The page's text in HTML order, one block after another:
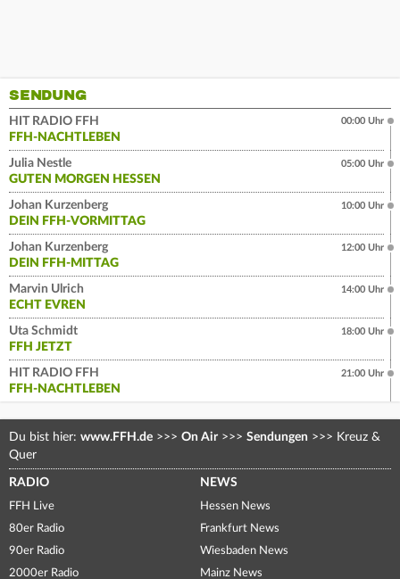
SENDUNG
HIT RADIO FFH
FFH-NACHTLEBEN
00:00 Uhr
Julia Nestle
GUTEN MORGEN HESSEN
05:00 Uhr
Johan Kurzenberg
DEIN FFH-VORMITTAG
10:00 Uhr
Johan Kurzenberg
DEIN FFH-MITTAG
12:00 Uhr
Marvin Ulrich
ECHT EVREN
14:00 Uhr
Uta Schmidt
FFH JETZT
18:00 Uhr
HIT RADIO FFH
FFH-NACHTLEBEN
21:00 Uhr
Du bist hier: www.FFH.de >>> On Air >>> Sendungen >>> Kreuz &
Quer
RADIO
FFH Live
80er Radio
90er Radio
2000er Radio
NEWS
Hessen News
Frankfurt News
Wiesbaden News
Mainz News